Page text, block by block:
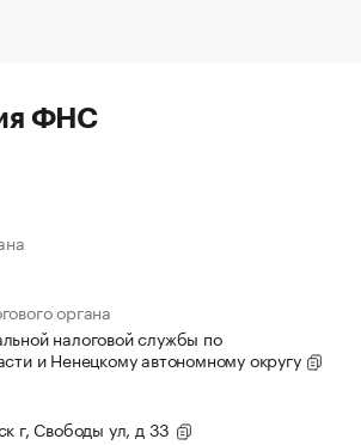
ФНС
органа
налоговой службы по
и Ненецкому автономному округу
г, Свободы ул, д 33